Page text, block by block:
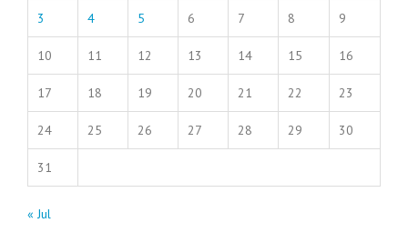
3 4 5 6 7 8 9
10 11 12 13 14 15 16
17 18 19 20 21 22 23
24 25 26 27 28 29 30
31
« Jul